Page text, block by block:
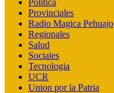
Politica
Provinciales
Radio Magica Pehuajo
Regionales
Salud
Sociales
Tecnologia
UCR
Union por la Patria